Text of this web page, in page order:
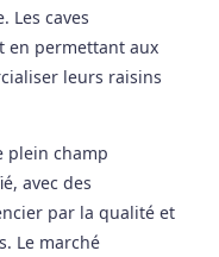
Les caves
en permettant aux
leurs raisins
plein champ
avec des
par la qualité et
Le marché